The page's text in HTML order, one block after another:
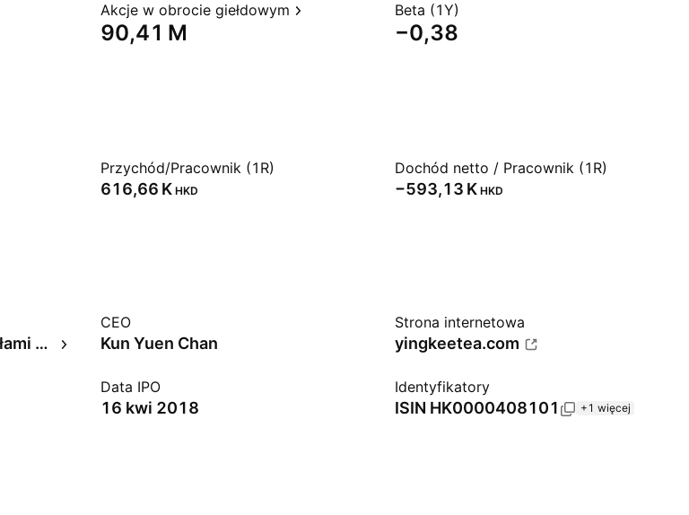
Akcje w obrocie giełdowym
‪90,41 M‬
Beta (1Y)
−0,38
Przychód/Pracownik (1R)
‪616,66 K‬ HKD
Dochód netto / Pracownik (1R)
‪−593,13 K‬ HKD
Handel detaliczny artykułami spożywczymi
CEO
Kun Yuen Chan
Strona internetowa
yingkeetea.com
Data IPO
16 kwi 2018
Identyfikatory
ISIN HK0000408101 +1 więcej